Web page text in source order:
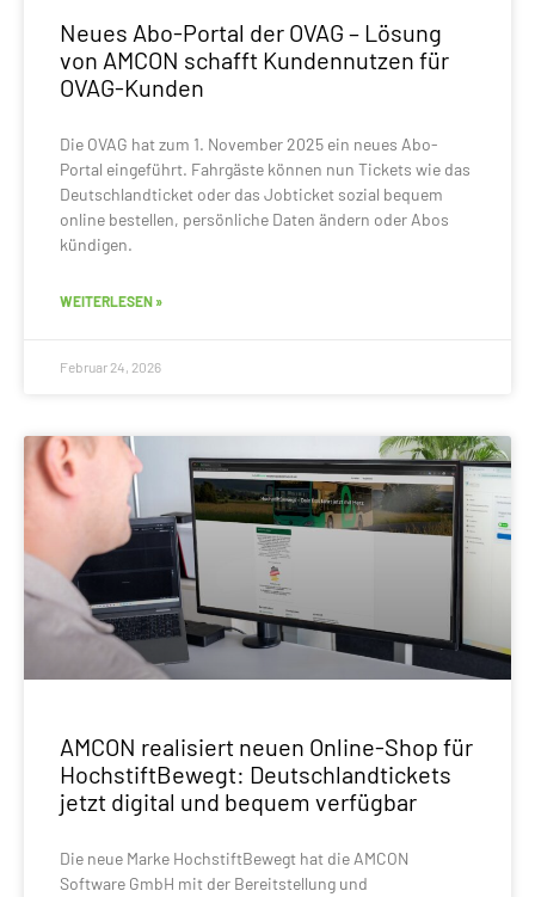
Neues Abo-Portal der OVAG – Lösung
von AMCON schafft Kundennutzen für
OVAG-Kunden
Die OVAG hat zum 1. November 2025 ein neues Abo-
Portal eingeführt. Fahrgäste können nun Tickets wie das
Deutschlandticket oder das Jobticket sozial bequem
online bestellen, persönliche Daten ändern oder Abos
kündigen.
WEITERLESEN »
Februar 24, 2026
AMCON realisiert neuen Online-Shop für
HochstiftBewegt: Deutschlandtickets
jetzt digital und bequem verfügbar
Die neue Marke HochstiftBewegt hat die AMCON
Software GmbH mit der Bereitstellung und